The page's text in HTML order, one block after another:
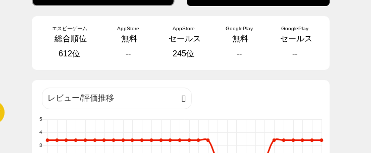
エスピーゲーム
総合順位
612位
AppStore
無料
--
AppStore
セールス
245位
GooglePlay
無料
--
GooglePlay
セールス
--